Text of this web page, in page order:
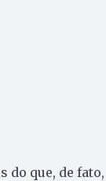
do que, de